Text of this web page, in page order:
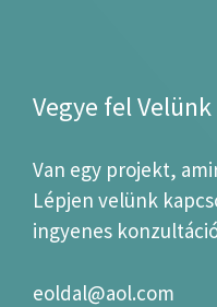
Vegye fel
Van egy projekt,
Lépjen velünk
ingyenes
eoldal@aol.com